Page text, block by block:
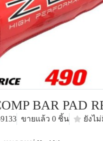
BAR PAD
ขายแล้ว 0 ชิ้น
ยังไ